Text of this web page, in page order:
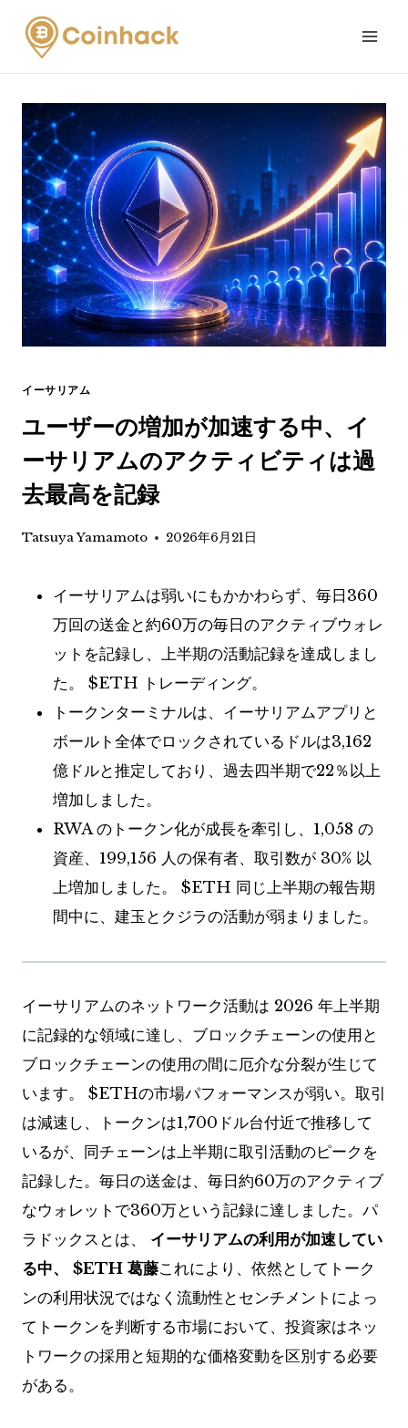
Skip
content
イーサリアム
ユーザーの増加が加速する中、イ
ーサリアムのアクティビティは過
去最高を記録
Tatsuya Yamamoto 2026年6月21日
イーサリアムは弱いにもかかわらず、毎日360
万回の送金と約60万の毎日のアクティブウォレ
ットを記録し、上半期の活動記録を達成しまし
た。 $ETH トレーディング。
トークンターミナルは、イーサリアムアプリと
ボールト全体でロックされているドルは3,162
億ドルと推定しており、過去四半期で22％以上
増加しました。
RWA のトークン化が成長を牽引し、1,058 の
資産、199,156 人の保有者、取引数が 30% 以
上増加しました。 $ETH 同じ上半期の報告期
間中に、建玉とクジラの活動が弱まりました。
イーサリアムのネットワーク活動は 2026 年上半期
に記録的な領域に達し、ブロックチェーンの使用と
ブロックチェーンの使用の間に厄介な分裂が生じて
います。 $ETHの市場パフォーマンスが弱い。取引
は減速し、トークンは1,700ドル台付近で推移して
いるが、同チェーンは上半期に取引活動のピークを
記録した。毎日の送金は、毎日約60万のアクティブ
なウォレットで360万という記録に達しました。パ
ラドックスとは、 イーサリアムの利用が加速してい
る中、 $ETH 葛藤これにより、依然としてトーク
ンの利用状況ではなく流動性とセンチメントによっ
てトークンを判断する市場において、投資家はネッ
トワークの採用と短期的な価格変動を区別する必要
がある。